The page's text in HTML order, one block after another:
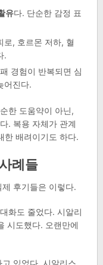
유다. 단순한 감정 표
로, 호르몬 저하, 혈
.
경험이 반복되면 심
어진다.
한 도움약이 아닌,
. 복용 자체가 관계
한 배려이기도 하다.
례들
후기들은 이렇다.
화도 줄었다. 시알리
시도했다. 오랜만에
있었다. 시알리스